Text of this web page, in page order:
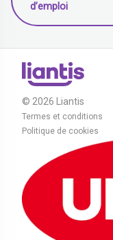
d’emploi
© 2026 Liantis
Termes et conditions
Politique de cookies